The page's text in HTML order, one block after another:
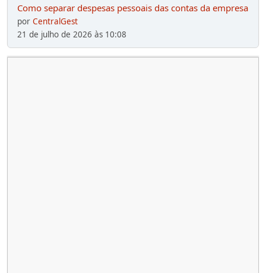
Como separar despesas pessoais das contas da empresa
por CentralGest
21 de julho de 2026 às 10:08